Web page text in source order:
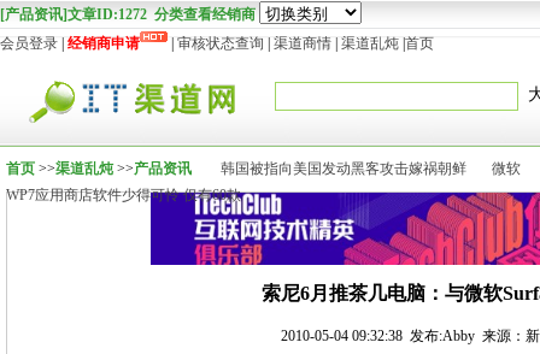
[产品资讯]文章ID:1272 分类查看经销商
会员登录 经销商申请 审核状态查询 渠道商情 渠道乱炖 首页
首页 >>渠道乱炖>>产品资讯 韩国被指向美国发动黑客攻击嫁祸朝鲜
微软
WP7应用商店软件少得可怜 仅有60款
索尼6月推茶几电脑：与微软
2010-05-04 09:32:38 发布:Abby 来源：